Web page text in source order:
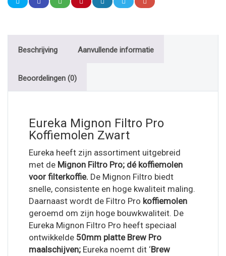
Beschrijving Aanvullende informatie
Beoordelingen (0)
Eureka Mignon Filtro Pro
Koffiemolen Zwart
Eureka heeft zijn assortiment uitgebreid
met de Mignon Filtro Pro; dé koffiemolen
voor filterkoffie. De Mignon Filtro biedt
snelle, consistente en hoge kwaliteit maling.
Daarnaast wordt de Filtro Pro koffiemolen
geroemd om zijn hoge bouwkwaliteit. De
Eureka Mignon Filtro Pro heeft speciaal
ontwikkelde 50mm platte Brew Pro
maalschijven; Eureka noemt dit ‘Brew